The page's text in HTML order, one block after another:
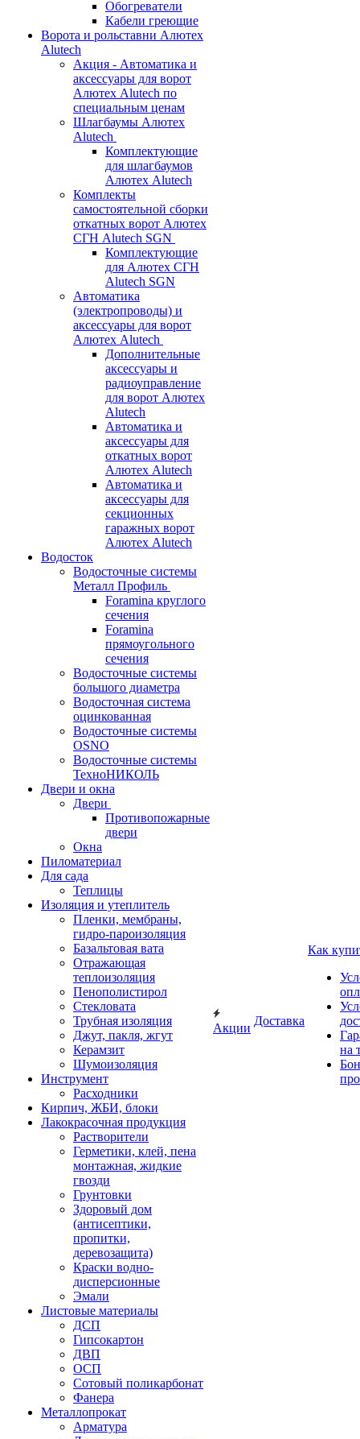
Обогреватели
Кабели греющие
Ворота и рольставни Алютех
Alutech
Акция - Автоматика и
аксессуары для ворот
Алютех Alutech по
специальным ценам
Шлагбаумы Алютех
Alutech
Комплектующие
для шлагбаумов
Алютех Alutech
Комплекты
самостоятельной сборки
откатных ворот Алютех
СГН Alutech SGN
Комплектующие
для Алютех СГН
Alutech SGN
Автоматика
(электропроводы) и
аксессуары для ворот
Алютех Alutech
Дополнительные
аксессуары и
радиоуправление
для ворот Алютех
Alutech
Автоматика и
аксессуары для
откатных ворот
Алютех Alutech
Автоматика и
аксессуары для
секционных
гаражных ворот
Алютех Alutech
Водосток
Водосточные системы
Металл Профиль
Foramina круглого
сечения
Foramina
прямоугольного
сечения
Водосточные системы
большого диаметра
Водосточная система
оцинкованная
Водосточные системы
OSNO
Водосточные системы
ТехноНИКОЛЬ
Двери и окна
Двери
Противопожарные
двери
Окна
Пиломатериал
Для сада
Теплицы
Изоляция и утеплитель
Пленки, мембраны,
гидро-пароизоляция
Базальтовая вата
Отражающая
теплоизоляция
Пенополистирол
Стекловата
Трубная изоляция
Джут, пакля, жгут
Керамзит
Шумоизоляция
Инструмент
Расходники
Кирпич, ЖБИ, блоки
Лакокрасочная продукция
Растворители
Герметики, клей, пена
монтажная, жидкие
гвозди
Грунтовки
Здоровый дом
(антисептики,
пропитки,
деревозащита)
Краски водно-
дисперсионные
Эмали
Листовые материалы
ДСП
Гипсокартон
ДВП
ОСП
Сотовый поликарбонат
Фанера
Металлопрокат
Арматура
Акции
Доставка
Как
на